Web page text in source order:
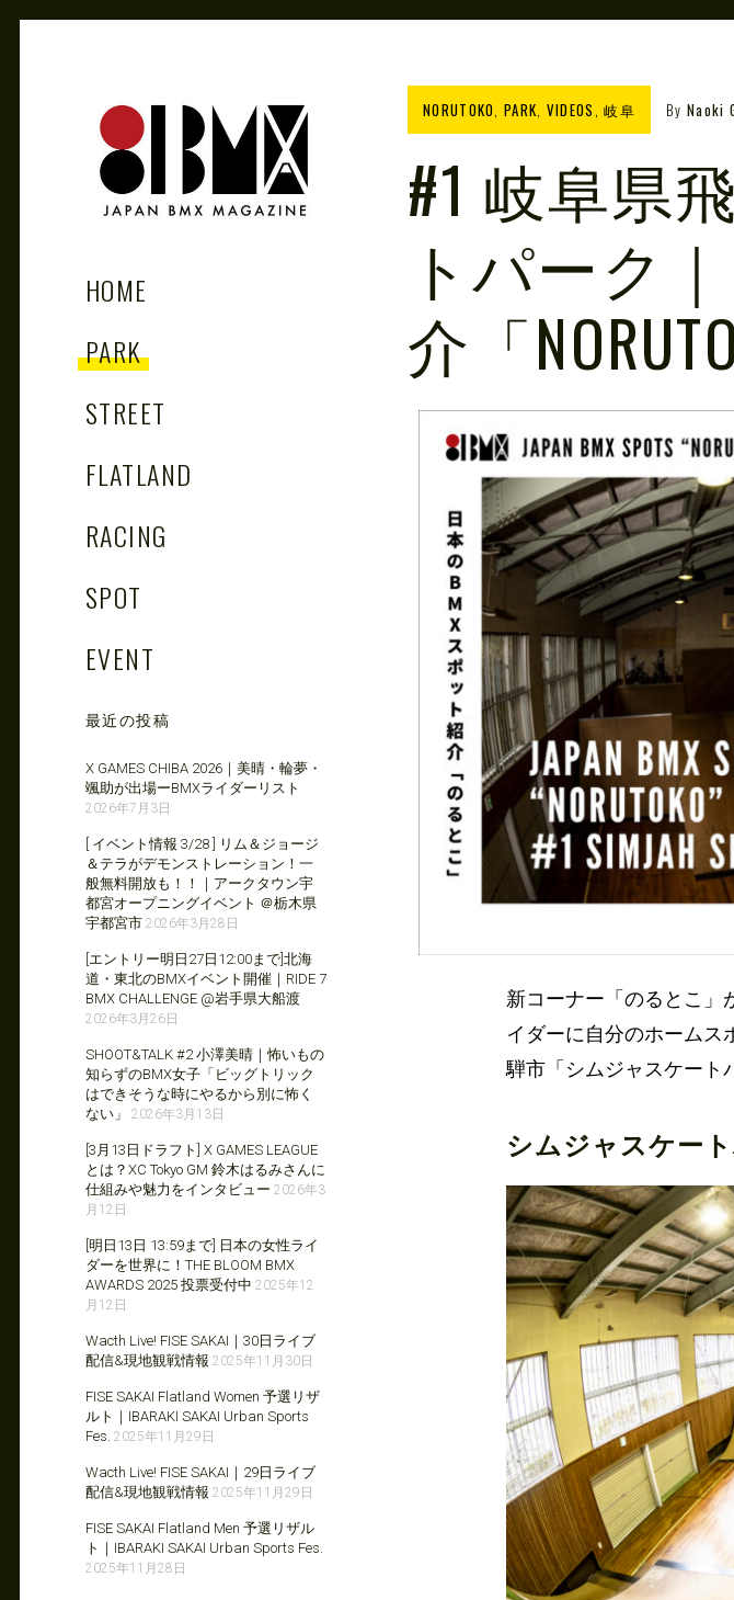
81BMX
HOME
PARK
STREET
FLATLAND
RACING
SPOT
EVENT
NORUTOKO,PARK, VIDEOS ,岐阜 ByNaoki
#1 岐阜県
トパーク
介「
新コーナー「のるとこ」
イダーに自分のホームス
騨市「シムジャスケート
シムジャスケー
最近の投稿
X GAMES CHIBA 2026｜美晴・輪夢・
颯助が出場ーBMXライダーリスト
2026年7月3日
[ イベント情報 3/28 ] リム＆ジョージ
＆テラがデモンストレーション！一
般無料開放も！！｜アークタウン宇
都宮オープニングイベント ＠栃木県
宇都宮市 2026年3月28日
[エントリー明日27日12:00まで]北海
道・東北のBMXイベント開催｜RIDE 7
BMX CHALLENGE @岩手県大船渡
2026年3月26日
SHOOT&TALK #2 小澤美晴｜怖いもの
知らずのBMX女子「ビッグトリック
はできそうな時にやるから別に怖く
ない」
2026年3月13日
[3月13日ドラフト] X GAMES LEAGUE
とは？XC Tokyo GM 鈴木はるみさんに
仕組みや魅力をインタビュー 2026年3
月12日
[明日13日 13:59まで] 日本の女性ライ
ダーを世界に！THE BLOOM BMX
AWARDS 2025 投票受付中 2025年12
月12日
Wacth Live! FISE SAKAI｜30日ライブ
配信&現地観戦情報 2025年11月30日
FISE SAKAI Flatland Women 予選リザ
ルト｜IBARAKI SAKAI Urban Sports
Fes. 2025年11月29日
Wacth Live! FISE SAKAI｜29日ライブ
配信&現地観戦情報 2025年11月29日
FISE SAKAI Flatland Men 予選リザル
ト｜IBARAKI SAKAI Urban Sports Fes.
2025年11月28日